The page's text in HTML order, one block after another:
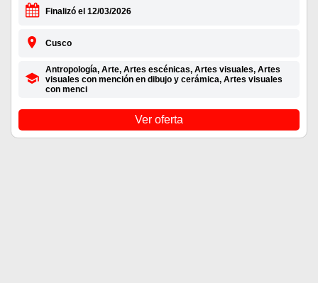
Finalizó el 12/03/2026
Cusco
Antropología, Arte, Artes escénicas, Artes visuales, Artes
visuales con mención en dibujo y cerámica, Artes visuales
con menci
Ver oferta